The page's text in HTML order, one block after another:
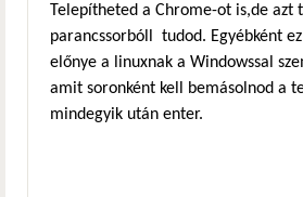
Telepítheted a Chrome-ot is,de azt
parancssorbóll tudod. Egyébként
előnye a linuxnak a Windowssal
amit soronként kell bemásolnod a
mindegyik után enter.